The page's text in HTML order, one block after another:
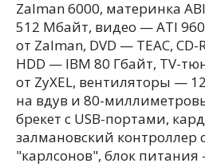
Zalman 6000, материнка
512 Мбайт, видео — ATI
от Zalman, DVD — TEAC, CD-
HDD — IBM 80 Гбайт, TV-
от ZyXEL, вентиляторы —
на вдув и 80-
брекет с USB-портами,
залмановский контроллер
"карлсонов", блок питания